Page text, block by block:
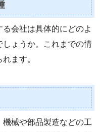
会社は具体的にどのよ
しょうか。これまでの情
ます。
械や部品製造などの工